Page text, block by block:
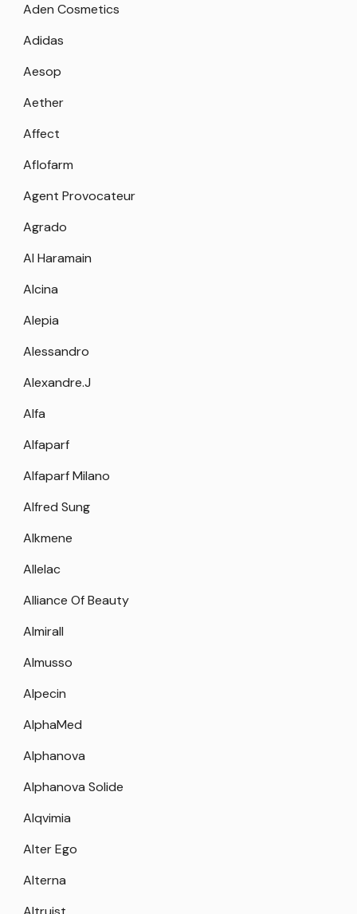
Aden Cosmetics
Adidas
Aesop
Aether
Affect
Aflofarm
Agent Provocateur
Agrado
Al Haramain
Alcina
Alepia
Alessandro
Alexandre.J
Alfa
Alfaparf
Alfaparf Milano
Alfred Sung
Alkmene
Allelac
Alliance Of Beauty
Almirall
Almusso
Alpecin
AlphaMed
Alphanova
Alphanova Solide
Alqvimia
Alter Ego
Alterna